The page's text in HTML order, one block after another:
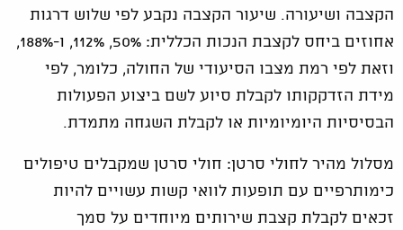
הקצבה ושיעורה. שיעור הקצבה נקבע לפי שלוש דרגות
אחוזים ביחס לקצבת הנכות הכללית: 50%, 112%, ו-188%,
וזאת לפי רמת מצבו הסיעודי של החולה, כלומר, לפי
מידת הזדקקותו לקבלת סיוע לשם ביצוע הפעולות
הבסיסיות היומיומיות או לקבלת השגחה מתמדת.
מסלול מהיר לחולי סרטן: חולי סרטן שמקבלים טיפולים
כימותרפיים עם תופעות לוואי קשות עשויים להיות
זכאים לקבלת קצבת שירותים מיוחדים על סמך